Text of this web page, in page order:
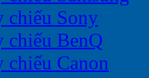
chiếu Sony
chiếu BenQ
chiếu Canon